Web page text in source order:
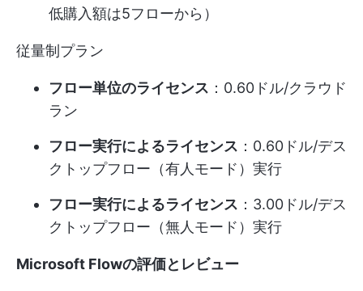
低購入額は5フローから）
従量制プラン
フロー単位のライセンス ：0.60ドル/クラウド
ラン
フロー実行によるライセンス ：0.60ドル/デス
クトップフロー（有人モード）実行
フロー実行によるライセンス ：3.00ドル/デス
クトップフロー（無人モード）実行
Microsoft Flowの評価とレビュー